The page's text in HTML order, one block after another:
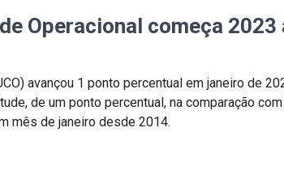
Operacional começa
avançou 1 ponto percentual em janeiro de
de um ponto percentual, na comparação
mês de janeiro desde 2014.